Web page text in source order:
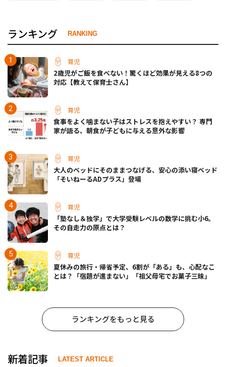
ランキング RANKING
育児
2歳児がご飯を食べない！驚くほど効果が見える8つの
対応【教えて保育士さん】
育児
食事をよく噛まない子はストレスを抱えやすい？ 専門
家が語る、朝食が子どもに与える意外な影響
育児
大人のベッドにそのままつなげる、安心の添い寝ベッド
「そいねーるADプラス」登場
育児
「塾なし＆独学」で大学受験レベルの数学に挑む小6。
その自走力の原点とは？
育児
夏休みの旅行・帰省予定、6割が「ある」も、心配なこ
とは？「宿題が進まない」「祖父母宅でお菓子三昧」
ランキングをもっと見る
新着記事 LATEST ARTICLE